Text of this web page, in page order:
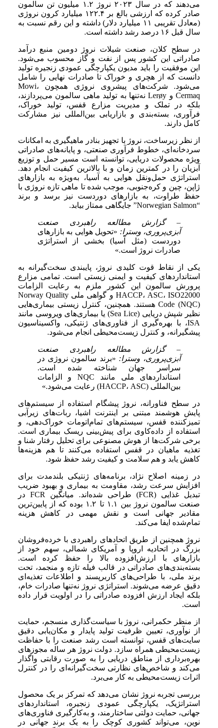
می‌دهند که در سال ۲۰۲۳ نروژ ۱.۲ میلیون تن سالمون
صادر کرده که ارزشی بالغ بر ۱۲۲.۴ میلیارد کرون نروژی
(معادل تقریبی ۱۱ میلیارد دلار) داشته و این رقم نسبت به
سال قبل ۱۶ درصد رشد داشته است.
در سطح کلان، صنعت شیلات نروژ دومین منبع درآمد
صادراتی این کشور پس از نفت و گاز محسوب می‌شود.
این موفقیت را باید مدیون یکپارچگی عمودی زنجیره تولید
دانست که از هچری و خوراک تا صادرات نهایی را شامل
می‌شود. شرکت‌های پیشروی نروژی همچون Mowi،
Cermaq و Lerøy نه‌تنها به تولید ماهی سالمون می‌پردازند،
بلکه در تملک و مدیریت مزارع قفس، تولید خوراک،
فرآوری، بسته‌بندی و بازاریابی بین‌المللی نیز مشارکت
کامل دارند.
از نظر زیرساخت، نروژ با تجهیز بنادر ماهیگیری به امکانات
سردخانه‌ای، خطوط فرآوری صنعتی، و پایانه‌های صادراتی
ویژه محصولات دریایی، توانسته است مسیر حمل و توزیع
آبزیان را در کمترین زمان و با بالاترین کیفیت انجام دهد.
استراتژی حمل‌ونقل هوایی به آسیا، به‌ویژه به بازارهای
ژاپن، چین و کره‌جنوبی، موجب شده تا ماهی تازه نروژی با
حفظ طراوت، به بازارهای دوردست نیز برسد و برند
“Norwegian Salmon” جایگاهی ممتاز بیابد.
– گزارش مطالعه راهبردی صنعت
آبزی‌پروری، وسترا: «تحویل هوایی به بازارهای
دوردست (مثل آسیا) بخشی از استراتژی
صادرات نروژ است.»
یکی از نقاط قوت کلیدی نروژ، پایبندی سخت‌گیرانه به
استانداردهای کیفیت و ایمنی زیستی است. تمامی مزارع
پرورش سالمون این کشور ملزم به رعایت الزامات
HACCP، ASC، ISO22000 و گواهی ملی Norway Quality
Code (NQC) هستند. همچنین، کنترل زیستی بیماری‌هایی
نظیر شپش دریایی (Sea Lice) یا بیماری‌های ویروسی مانند
ISA، با بهره‌گیری از فناوری‌های ژنتیکی، واکسیناسیون
پیشگیرانه، و کنترل زیست‌محیطی انجام می‌شود.
– گزارش مطالعه راهبردی صنعت
آبزی‌پروری، وسترا: «برند سالمون نروژی در
سراسر جهان شناخته شده است.
استانداردهای ملی مانند NQC و الزامات
بین‌المللی (HACCP، ASC) رعایت می‌شود.»
در سطح فناورانه، نروژ پیشگام استفاده از سیستم‌های
پایش هوشمند مبتنی بر اینترنت اشیا، ربات‌های زیرآبی
تمیزکننده قفس، سیستم‌های تمام‌اتومات خوراک‌دهی، و
استفاده از داده‌کاوی برای پیش‌بینی ریسک بیماری است.
برخی شرکت‌ها از هوش مصنوعی برای تحلیل رفتار شنا و
تغذیه ماهیان در قفس استفاده می‌کنند تا هم هزینه‌ها
کاهش یابد و هم سلامت و کیفیت رشد حفظ شود.
در زمینه اصلاح نژاد، برنامه‌های ژنتیکی بلندمدت برای
افزایش سرعت رشد، مقاومت به بیماری و بهبود ضریب
تبدیل غذایی (FCR) طراحی شده‌اند. میانگین FCR در
صنعت سالمون نروژ بین ۱.۱ تا ۱.۲ بوده که از پایین‌ترین
مقادیر جهانی است و نقش مهمی در کاهش هزینه
تمام‌شده ایفا می‌کند.
نروژ همچنین از طریق اتحادهای راهبردی با خرده‌فروشان
بزرگ در اتحادیه اروپا و آمریکای شمالی، سهم خود از
بازارهای با ارزش‌افزوده بالا را حفظ کرده است.
بسته‌بندی‌های صادراتی در قالب فیله تازه و منجمد، تحت
برند ملی، با طراحی‌های کاربرپسند و اطلاعات تغذیه‌ای
دقیق عرضه می‌شوند. استراتژی نروژ نه‌تنها صادرات خام،
بلکه ایجاد ارزش افزوده صادراتی را در اولویت قرار داده
است.
از منظر حکمرانی، نروژ با سیاست‌گذاری منسجم، حمایت
از نوآوری، تعیین ظرفیت تولید پایدار و مکان‌یابی دقیق
سایت‌های قفس، توانسته است رشد صنعت را با حفاظت
زیست‌محیطی همراه سازد. دولت نروژ هر ساله مجوزهای
بهره‌برداری از مناطق دریایی را به صورت رقابتی واگذار
می‌کند و شاخص‌های نظارتی سخت‌گیرانه‌ای را در کنترل
اثرات زیست‌محیطی به کار می‌برد.
بررسی تجربه نروژ نشان می‌دهد که تمرکز بر یک محصول
استراتژیک، یکپارچگی عمودی زنجیره، استانداردهای
جهانی، حمایت دولتی ساختارمند، و به‌کارگیری فناوری‌های
نوین، می‌تواند کشوری کوچک را به یک برند جهانی در